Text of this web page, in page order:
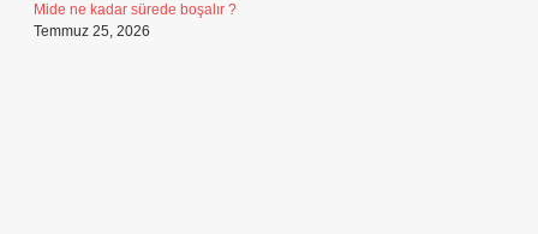
Mide ne kadar sürede boşalır ?
Temmuz 25, 2026